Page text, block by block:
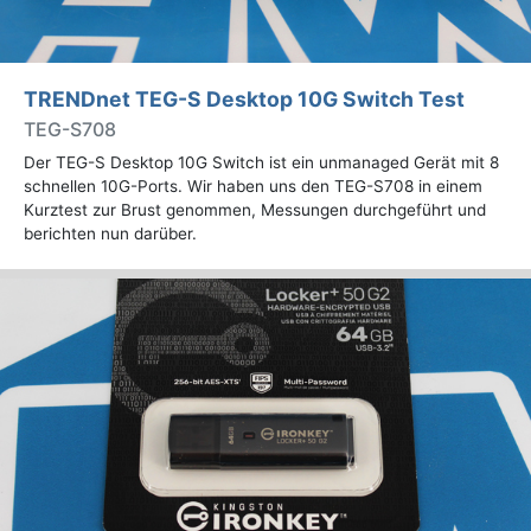
TRENDnet TEG-S Desktop 10G Switch Test
TEG-S708
Der TEG-S Desktop 10G Switch ist ein unmanaged Gerät mit 8
schnellen 10G-Ports. Wir haben uns den TEG-S708 in einem
Kurztest zur Brust genommen, Messungen durchgeführt und
berichten nun darüber.